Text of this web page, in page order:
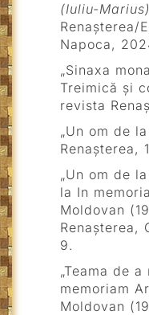
(Iuliu-
Renașterea/
Napoca,
„Sinaxa
Treimică și
revista
„Un om de
Renașterea,
„Un om de
la In
Moldovan
Renașterea,
9.
„Teama de
memoriam
Moldovan